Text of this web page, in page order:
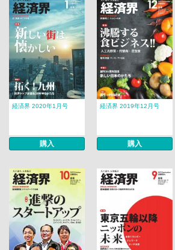
経済界 2020年1月号
購入
経済界 2019年12月号
購入